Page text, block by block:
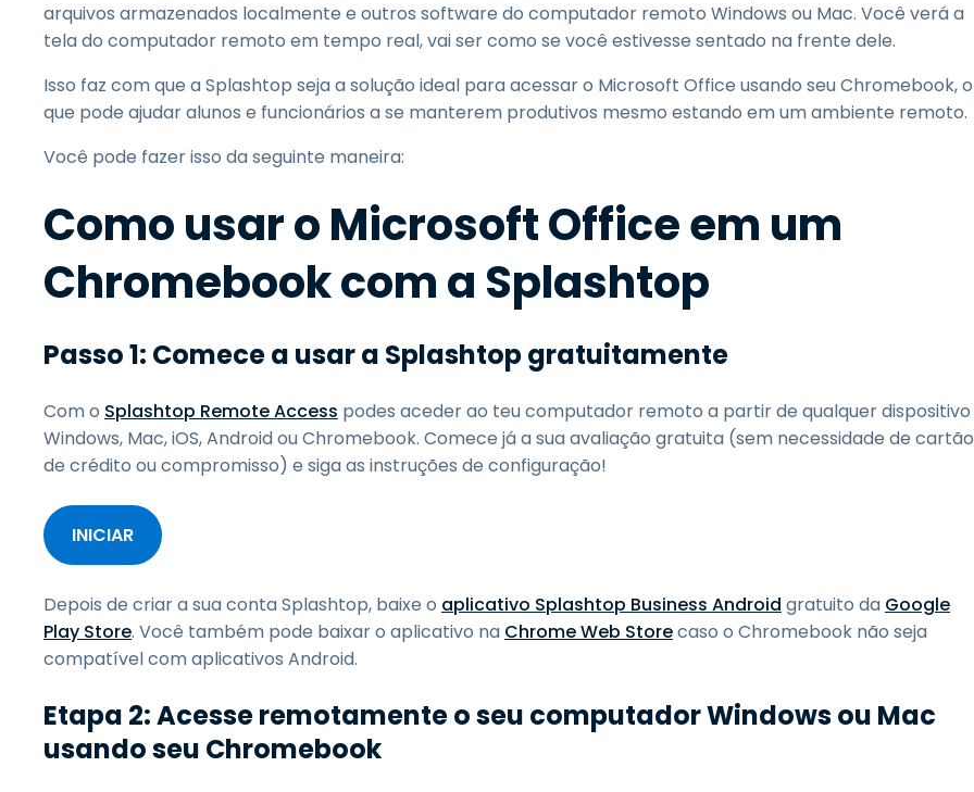
arquivos armazenados localmente e outros software do computador remoto Windows ou Mac. Você verá a
tela do computador remoto em tempo real, vai ser como se você estivesse sentado na frente dele.
Isso faz com que a Splashtop seja a solução ideal para acessar o Microsoft Office usando seu Chromebook, o
que pode ajudar alunos e funcionários a se manterem produtivos mesmo estando em um ambiente remoto.
Você pode fazer isso da seguinte maneira:
Como usar o Microsoft Office em um
Chromebook com a Splashtop
Passo 1: Comece a usar a Splashtop gratuitamente
Com o Splashtop Remote Access podes aceder ao teu computador remoto a partir de qualquer dispositivo
Windows, Mac, iOS, Android ou Chromebook. Comece já a sua avaliação gratuita (sem necessidade de cartão
de crédito ou compromisso) e siga as instruções de configuração!
INICIAR
Depois de criar a sua conta Splashtop, baixe o aplicativo Splashtop Business Android gratuito da Google
Play Store. Você também pode baixar o aplicativo na Chrome Web Storecaso o Chromebook não seja
compatível com aplicativos Android.
Etapa 2: Acesse remotamente o seu computador Windows ou Mac
usando seu Chromebook